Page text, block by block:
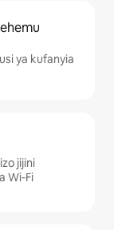
ya kufanyia
jijini
Wi-Fi